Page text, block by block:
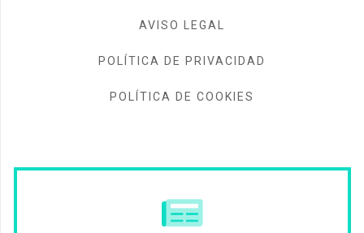
AVISO LEGAL
POLÍTICA DE PRIVACIDAD
POLÍTICA DE COOKIES